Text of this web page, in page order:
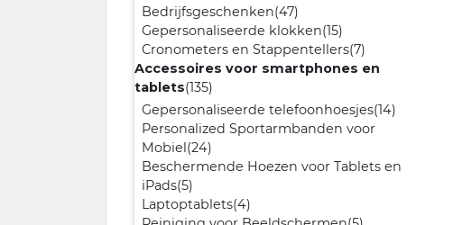
Bedrijfsgeschenken(47)
Gepersonaliseerde klokken(15)
Cronometers en Stappentellers(7)
Accessoires voor smartphones en
tablets(135)
Gepersonaliseerde telefoonhoesjes(14)
Personalized Sportarmbanden voor
Mobiel(24)
Beschermende Hoezen voor Tablets en
iPads(5)
Laptoptablets(4)